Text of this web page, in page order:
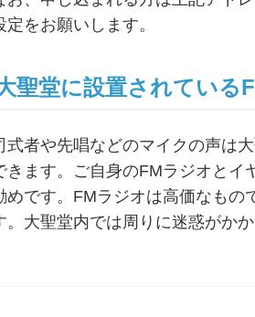
定をお願いします。
聖堂に設置されている
式者や先唱などのマイクの声は
きます。ご自身のFMラジオとイ
めです。FMラジオは高価なもの
。大聖堂内では周りに迷惑がか